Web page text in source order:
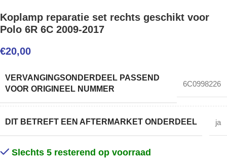
Koplamp reparatie set rechts geschikt voor
Polo 6R 6C 2009-2017
€20,00
VERVANGINGSONDERDEEL PASSEND
VOOR ORIGINEEL NUMMER
6C0998226
DIT BETREFT EEN AFTERMARKET ONDERDEEL ja
Slechts 5 resterend op voorraad